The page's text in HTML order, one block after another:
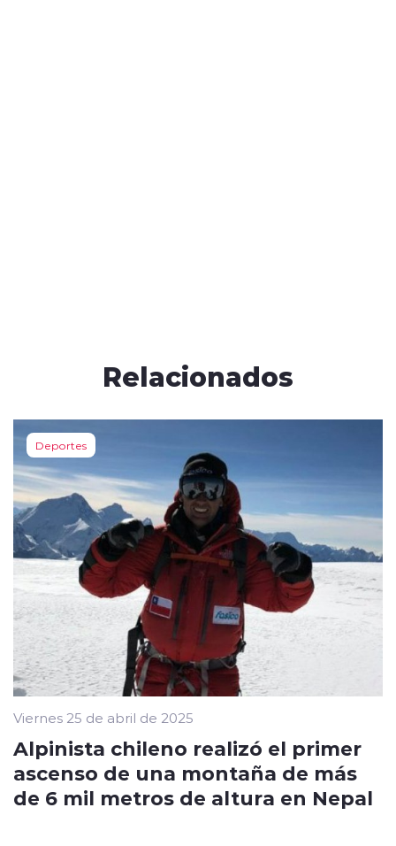
Relacionados
Deportes
Viernes 25 de abril de 2025
Alpinista chileno realizó el primer
ascenso de una montaña de más
de 6 mil metros de altura en Nepal